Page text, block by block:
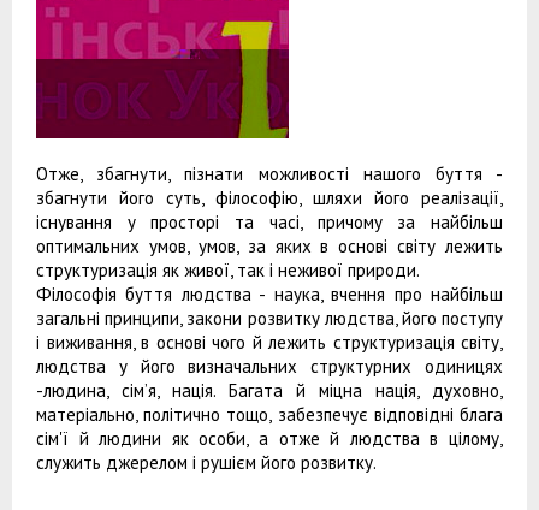
Отже, збагнути, пізнати можливості нашого буття -
збагнути його суть, філософію, шляхи його реалізації,
існування у просторі та часі, причому за найбільш
оптимальних умов, умов, за яких в основі світу лежить
структуризація як живої, так і неживої природи.
Філософія буття людства - наука, вчення про найбільш
загальні принципи, закони розвитку людства, його поступу
і виживання, в основі чого й лежить структуризація світу,
людства у його визначальних структурних одиницях
-людина, сім’я, нація. Багата й міцна нація, духовно,
матеріально, політично тощо, забезпечує відповідні блага
сім'ї й людини як особи, а отже й людства в цілому,
служить джерелом і рушієм його розвитку.